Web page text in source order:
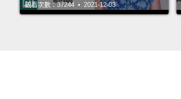
觀看次數：37244 • 2021-12-03